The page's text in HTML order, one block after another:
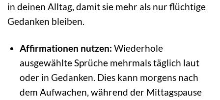
in deinen Alltag, damit sie mehr als nur flüchtige
Gedanken bleiben.
Affirmationen nutzen: Wiederhole
ausgewählte Sprüche mehrmals täglich laut
oder in Gedanken. Dies kann morgens nach
dem Aufwachen, während der Mittagspause